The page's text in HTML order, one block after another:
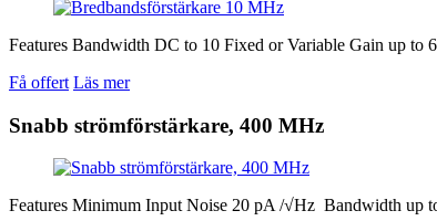
Features Bandwidth DC to 10 Fixed or Variable Gain up
Få offert Läs mer
Snabb strömförstärkare, 400 MHz
Features Minimum Input Noise 20 pA /√Hz Bandwidth